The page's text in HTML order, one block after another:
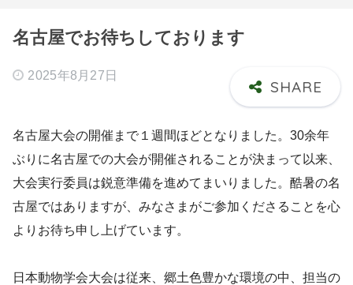
名古屋でお待ちしております
2025年8月27日
名古屋大会の開催まで１週間ほどとなりました。30余年
ぶりに名古屋での大会が開催されることが決まって以来、
大会実行委員は鋭意準備を進めてまいりました。酷暑の名
古屋ではありますが、みなさまがご参加くださることを心
よりお待ち申し上げています。
日本動物学会大会は従来、郷土色豊かな環境の中、担当の